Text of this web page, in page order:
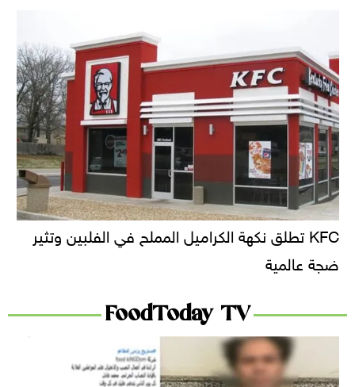
KFC تطلق نكهة الكراميل المملح في الفلبين وتثير
ضجة عالمية
FoodToday TV